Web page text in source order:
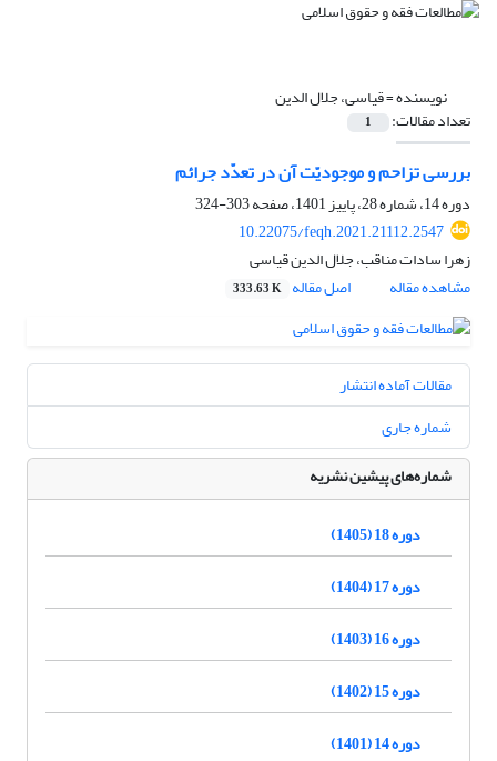
نویسنده =قیاسی، جلال الدین
تعداد مقالات: 1
بررسی تزاحم و موجودیّت آن در تعدّد جرائم
دوره 14، شماره 28، پاییز 1401، صفحه
303-324
10.22075/feqh.2021.21112.2547
زهرا سادات مناقب، جلال الدین قیاسی
مشاهده مقاله
اصل مقاله 333.63 K
مقالات آماده انتشار
شماره جاری
شماره‌های پیشین نشریه
دوره 18 (1405)
دوره 17 (1404)
دوره 16 (1403)
دوره 15 (1402)
دوره 14 (1401)